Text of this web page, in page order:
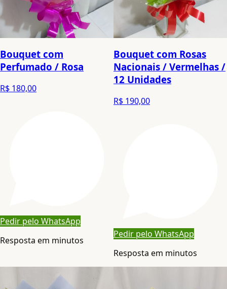
Bouquet com
Perfumado / Rosa
R$ 180,00
Pedir pelo WhatsApp
Resposta em minutos
Bouquet com Rosas
Nacionais / Vermelhas /
12 Unidades
R$ 190,00
Pedir pelo WhatsApp
Resposta em minutos